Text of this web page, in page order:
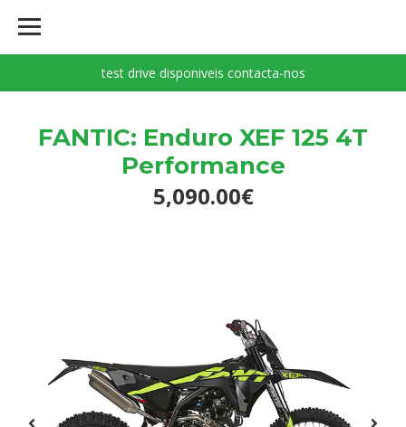
test drive disponiveis contacta-nos
FANTIC: Enduro XEF 125 4T
Performance
5,090.00€